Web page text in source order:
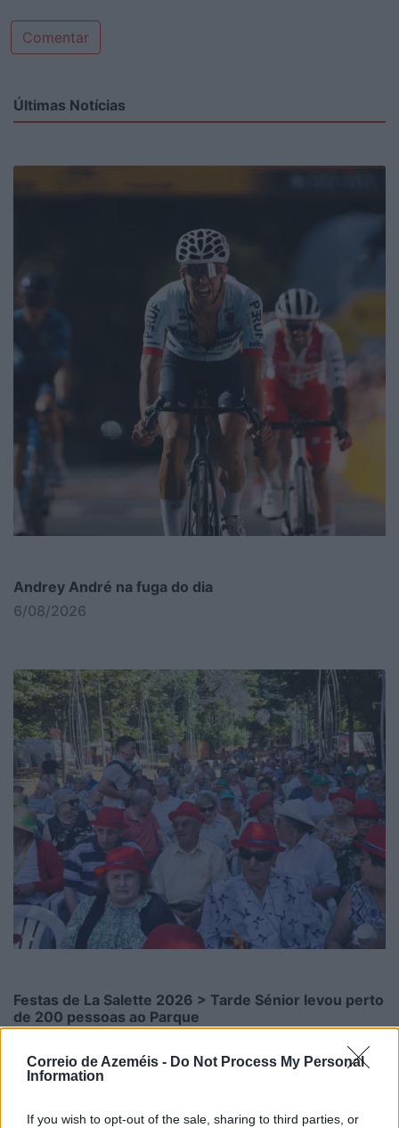
Correio de Azeméis - Do Not Process My Personal
Information
If you wish to opt-out of the sale, sharing to third parties, or
Comentar
Últimas Notícias
Andrey André na fuga do dia
6/08/2026
Festas de La Salette 2026 > Tarde Sénior levou perto
de 200 pessoas ao Parque